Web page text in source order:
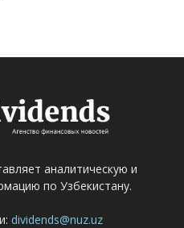
аналитическую и
по Узбекистану.
dividends@nuz.uz